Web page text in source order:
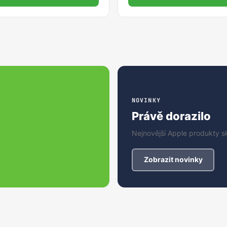
NOVINKY
Právě dorazilo
Nejnovější Apple produkty
Zobrazit novinky